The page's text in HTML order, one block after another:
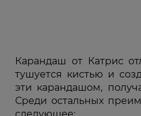
Карандаш от Катрис
тушуется кистью и
эти карандашом,
Среди остальных